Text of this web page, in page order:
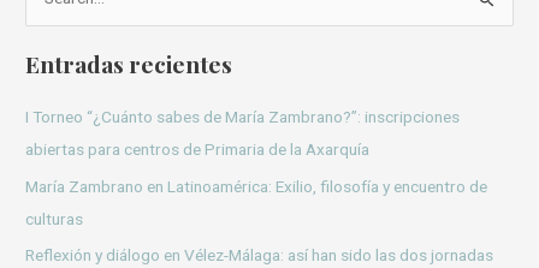
s
p
o
r
Entradas recientes
I Torneo “¿Cuánto sabes de María Zambrano?”: inscripciones
abiertas para centros de Primaria de la Axarquía
María Zambrano en Latinoamérica: Exilio, filosofía y encuentro de
culturas
Reflexión y diálogo en Vélez-Málaga: así han sido las dos jornadas